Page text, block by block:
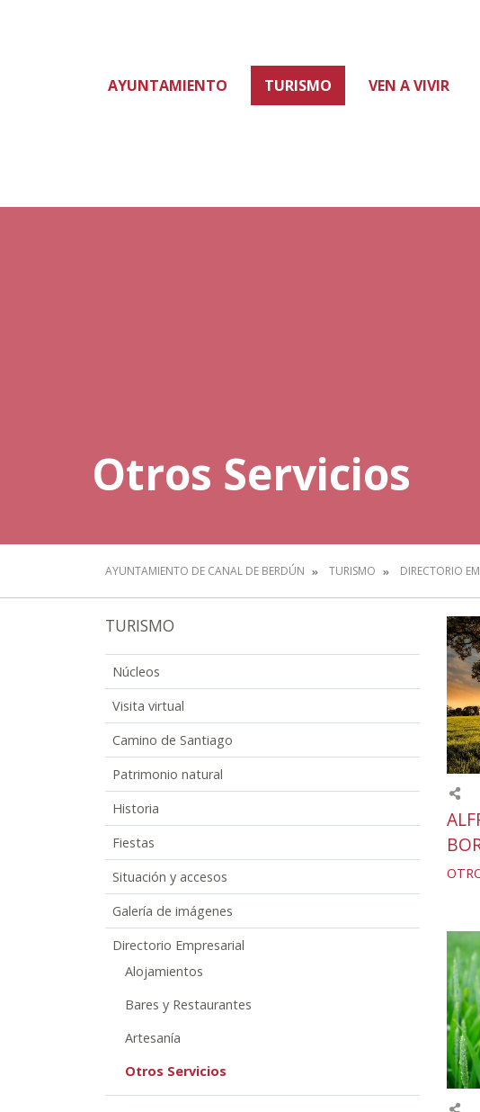
AYUNTAMIENTO TURISMO VEN A VIVIR
Otros Servicios
AYUNTAMIENTO DE CANAL DE BERDÚN TURISMO DIRECTORIO
TURISMO
Núcleos
Visita virtual
Camino de Santiago
Patrimonio natural
Historia
Fiestas
Situación y accesos
Galería de imágenes
Directorio Empresarial
Alojamientos
Bares y Restaurantes
Artesanía
Otros Servicios